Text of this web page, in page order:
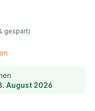
gespart)
August 2026